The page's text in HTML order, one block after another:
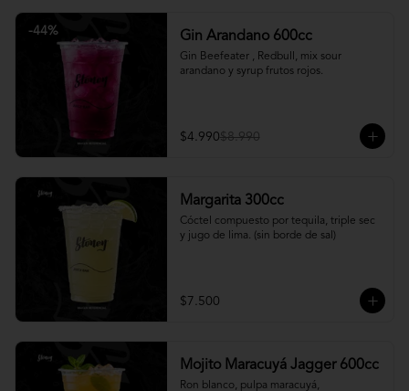
-44% Gin Arandano 600cc
Gin Beefeater , Redbull, mix sour
arandano y syrup frutos rojos.
$4.990$8.990
Margarita 300cc
Cóctel compuesto por tequila, triple sec
y jugo de lima. (sin borde de sal)
$7.500
Mojito Maracuyá Jagger 600cc
Ron blanco, pulpa maracuyá,